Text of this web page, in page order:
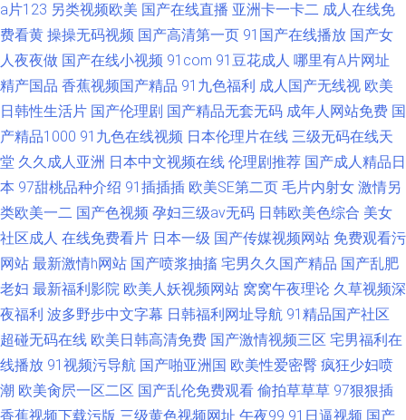
a片123 另类视频欧美 国产在线直播 亚洲卡一卡二 成人在线免
费看黄 操操无码视频 国产高清第一页 91国产在线播放 国产女
人夜夜做 国产在线小视频 91com 91豆花成人 哪里有A片网址
精产国品 香蕉视频国产精品 91九色福利 成人国产无线视 欧美
日韩性生活片 国产伦理剧 国产精品无套无码 成年人网站免费 国
产精品1000 91九色在线视频 日本伦理片在线 三级无码在线天
堂 久久成人亚洲 日本中文视频在线 伦理剧推荐 国产成人精品日
本 97甜桃品种介绍 91插插插 欧美SE第二页 毛片内射女 激情另
类欧美一二 国产色视频 孕妇三级av无码 日韩欧美色综合 美女
社区成人 在线免费看片 日本一级 国产传媒视频网站 免费观看污
网站 最新激情h网站 国产喷浆抽搐 宅男久久国产精品 国产乱肥
老妇 最新福利影院 欧美人妖视频网站 窝窝午夜理论 久草视频深
夜福利 波多野步中文字幕 日韩福利网址导航 91精品国产社区
超碰无码在线 欧美日韩高清免费 国产激情视频三区 宅男福利在
线播放 91视频污导航 国产啪亚洲国 欧美性爱密臀 疯狂少妇喷
潮 欧美肏屄一区二区 国产乱伦免费观看 偷拍草草草 97狠狠插
香蕉视频下载污版 三级黄色视频网址 午夜99 91日逼视频 国产